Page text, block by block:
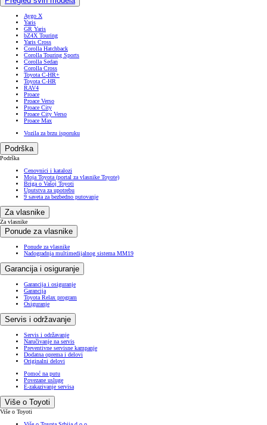
Aygo X
Yaris
GR Yaris
bZ4X Touring
Yaris Cross
Corolla Hatchback
Corolla Touring Sports
Corolla Sedan
Corolla Cross
Toyota C-HR+
Toyota C-HR
RAV4
Proace
Proace Verso
Proace City
Proace City Verso
Proace Max
Vozila za brzu isporuku
Podrška
Podrška
Cenovnici i katalozi
Moja Toyota (portal za vlasnike Toyote)
Briga o Vašoj Toyoti
Uputstva za upotrebu
9 saveta za bezbedno putovanje
Za vlasnike
Za vlasnike
Ponude za vlasnike
Ponude za vlasnike
Nadogradnja multimedijalnog sistema MM19
Garancija i osiguranje
Garancija i osiguranje
Garancija
Toyota Relax program
Osiguranje
Servis i održavanje
Servis i održavanje
Naručivanje na servis
Preventivne servisne kampanje
Dodatna oprema i delovi
Originalni delovi
Pomoć na putu
Povezane usluge
E-zakazivanje servisa
Više o Toyoti
Više o Toyoti